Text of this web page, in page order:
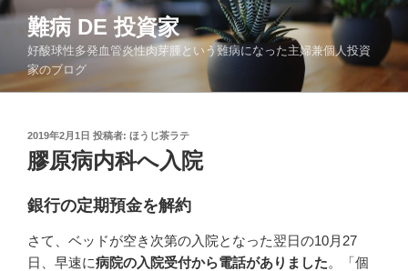
コ
ン
ツ
難病 DE 投資家
好酸球性多発血管炎性肉芽腫という難病になった主婦兼個人投資
家のブログ
投
稿
日:
2019年2月1日 投稿者: ほうじ茶ラテ
膠原病内科へ入院
銀行の定期預金を解約
さて、ベッドが空き次第の入院となった翌日の10月27
日、早速に病院の入院受付から電話がありました。「個